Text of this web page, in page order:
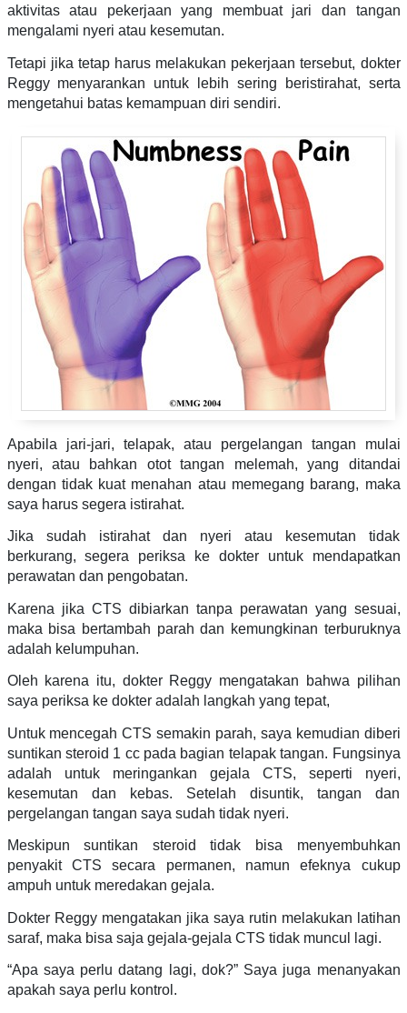
aktivitas atau pekerjaan yang membuat jari dan tangan
mengalami nyeri atau kesemutan.
Tetapi jika tetap harus melakukan pekerjaan tersebut, dokter
Reggy menyarankan untuk lebih sering beristirahat, serta
mengetahui batas kemampuan diri sendiri.
Apabila jari-jari, telapak, atau pergelangan tangan mulai
nyeri, atau bahkan otot tangan melemah, yang ditandai
dengan tidak kuat menahan atau memegang barang, maka
saya harus segera istirahat.
Jika sudah istirahat dan nyeri atau kesemutan tidak
berkurang, segera periksa ke dokter untuk mendapatkan
perawatan dan pengobatan.
Karena jika CTS dibiarkan tanpa perawatan yang sesuai,
maka bisa bertambah parah dan kemungkinan terburuknya
adalah kelumpuhan.
Oleh karena itu, dokter Reggy mengatakan bahwa pilihan
saya periksa ke dokter adalah langkah yang tepat,
Untuk mencegah CTS semakin parah, saya kemudian diberi
suntikan steroid 1 cc pada bagian telapak tangan. Fungsinya
adalah untuk meringankan gejala CTS, seperti nyeri,
kesemutan dan kebas. Setelah disuntik, tangan dan
pergelangan tangan saya sudah tidak nyeri.
Meskipun suntikan steroid tidak bisa menyembuhkan
penyakit CTS secara permanen, namun efeknya cukup
ampuh untuk meredakan gejala.
Dokter Reggy mengatakan jika saya rutin melakukan latihan
saraf, maka bisa saja gejala-gejala CTS tidak muncul lagi.
“Apa saya perlu datang lagi, dok?” Saya juga menanyakan
apakah saya perlu kontrol.